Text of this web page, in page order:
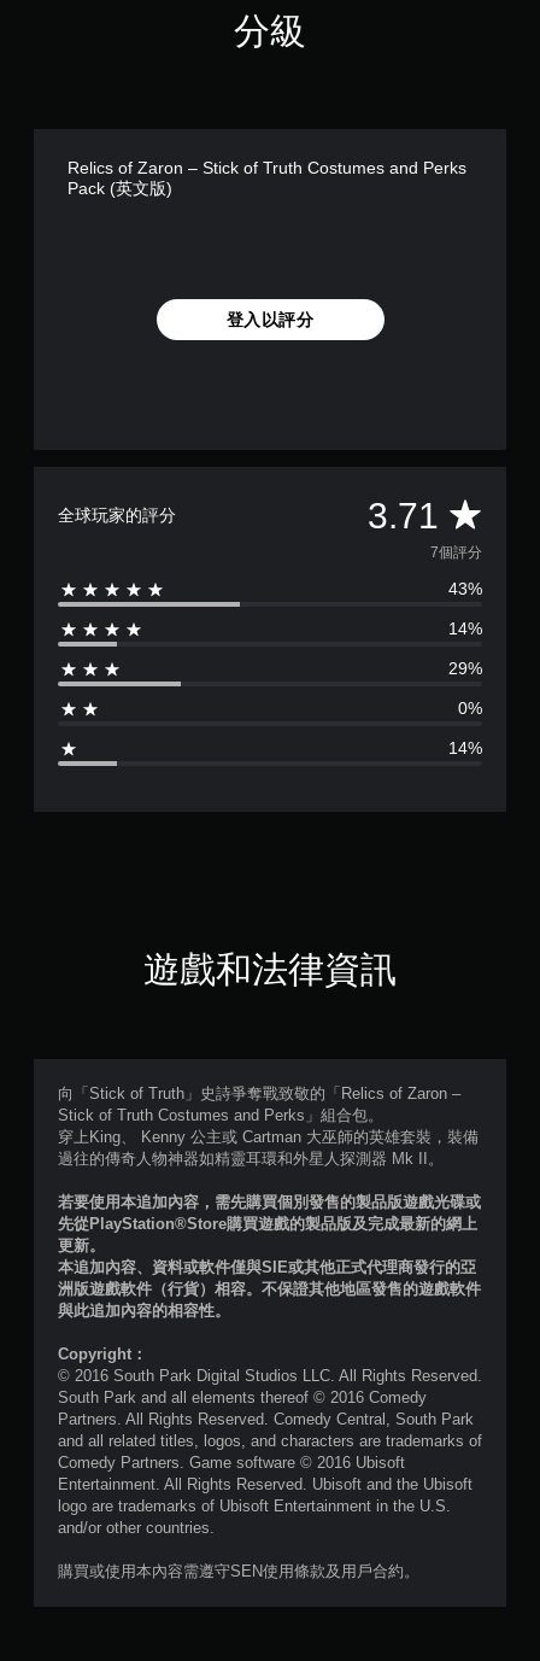
分級
Relics of Zaron – Stick of Truth Costumes and Perks
Pack (英文版)
登入以評分
全球玩家的評分 3.71 平
均
評
分
3
7
分
5
星
）
7
則
評
7個評分
43%
14%
29%
0%
14%
遊戲和法律資訊
向「Stick of Truth」史詩爭奪戰致敬的「Relics of Zaron –
Stick of Truth Costumes and Perks」組合包。
穿上King、 Kenny 公主或 Cartman 大巫師的英雄套裝，裝備
過往的傳奇人物神器如精靈耳環和外星人探測器 Mk II。
若要使用本追加內容，需先購買個別發售的製品版遊戲光碟或
先從PlayStation®Store購買遊戲的製品版及完成最新的網上
更新。
本追加內容、資料或軟件僅與SIE或其他正式代理商發行的亞
洲版遊戲軟件（行貨）相容。不保證其他地區發售的遊戲軟件
與此追加內容的相容性。
Copyright：
© 2016 South Park Digital Studios LLC. All Rights Reserved.
South Park and all elements thereof © 2016 Comedy
Partners. All Rights Reserved. Comedy Central, South Park
and all related titles, logos, and characters are trademarks of
Comedy Partners. Game software © 2016 Ubisoft
Entertainment. All Rights Reserved. Ubisoft and the Ubisoft
logo are trademarks of Ubisoft Entertainment in the U.S.
and/or other countries.
購買或使用本內容需遵守SEN使用條款及用戶合約。